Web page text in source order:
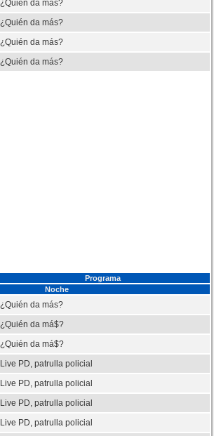
¿Quién da más?
¿Quién da más?
¿Quién da más?
¿Quién da más?
Programa
Noche
¿Quién da más?
¿Quién da má$?
¿Quién da má$?
Live PD, patrulla policial
Live PD, patrulla policial
Live PD, patrulla policial
Live PD, patrulla policial